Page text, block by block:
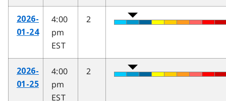
2026-
01-24
4:00
pm
EST
2
2026-
01-25
4:00
pm
EST
2